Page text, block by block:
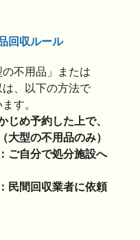
回収ルール
不用品」または
は、以下の方法で
す。
じめ予約した上で、
大型の不用品のみ）
ご自分で処分施設へ
民間回収業者に依頼